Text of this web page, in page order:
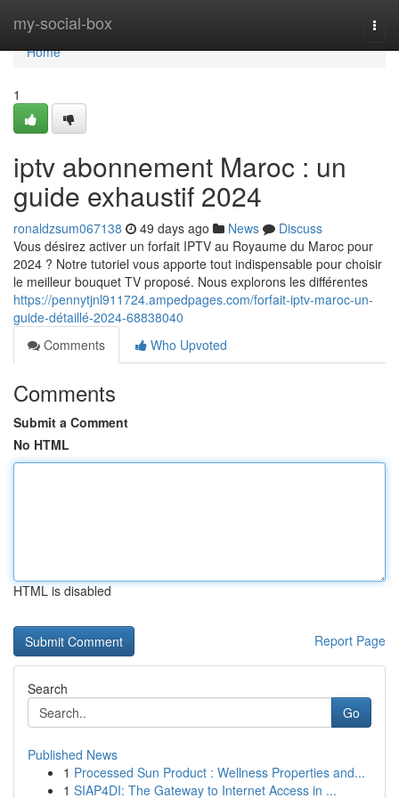
my-social-box
Home
Home
1
iptv abonnement Maroc : un
guide exhaustif 2024
ronaldzsum067138 49 days ago News
Discuss
Vous désirez activer un forfait IPTV au Royaume du Maroc pour
2024 ? Notre tutoriel vous apporte tout indispensable pour choisir
le meilleur bouquet TV proposé. Nous explorons les différentes
https://pennytjnl911724.ampedpages.com/forfait-iptv-maroc-un-
guide-détaillé-2024-68838040
Comments
Who Upvoted
Comments
Submit a Comment
No HTML
HTML is disabled
Report Page
Search
Go
Published News
1 Processed Sun Product : Wellness Properties and...
1 SIAP4DI: The Gateway to Internet Access in ...